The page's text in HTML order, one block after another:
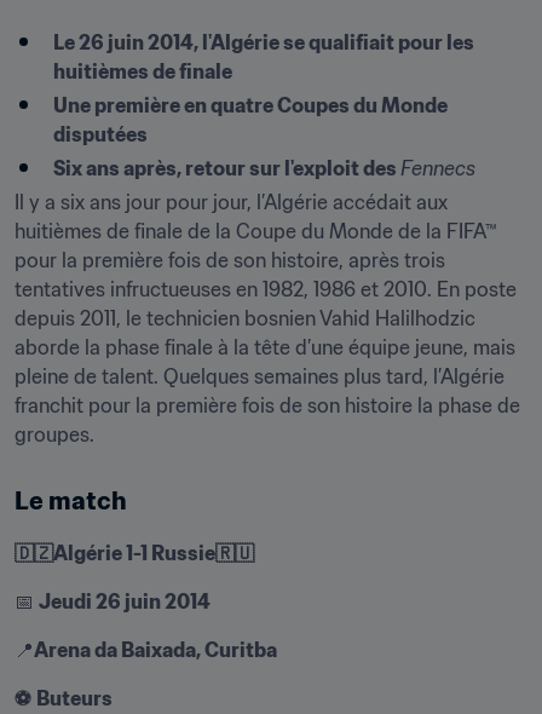
Le 26 juin 2014, l'Algérie se qualifiait pour les
huitièmes de finale
Une première en quatre Coupes du Monde
disputées
Six ans après, retour sur l'exploit des Fennecs
Il y a six ans jour pour jour, l’Algérie accédait aux
huitièmes de finale de la Coupe du Monde de la FIFA™
pour la première fois de son histoire, après trois
tentatives infructueuses en 1982, 1986 et 2010. En poste
depuis 2011, le technicien bosnien Vahid Halilhodzic
aborde la phase finale à la tête d’une équipe jeune, mais
pleine de talent. Quelques semaines plus tard, l’Algérie
franchit pour la première fois de son histoire la phase de
groupes.
Le match
🇩🇿Algérie 1-1 Russie🇷🇺
📅 Jeudi 26 juin 2014
📍Arena da Baixada, Curitba
⚽️ Buteurs